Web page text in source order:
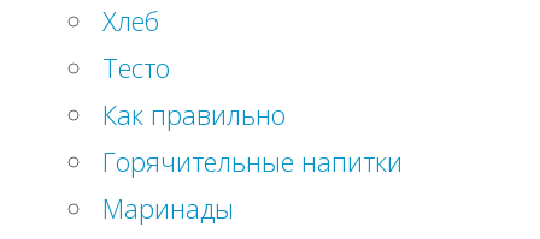
Хлеб
Тесто
Как правильно
Горячительные напитки
Маринады